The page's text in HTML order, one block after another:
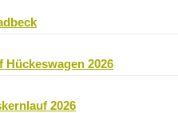
Hückeswagen 2026
2026